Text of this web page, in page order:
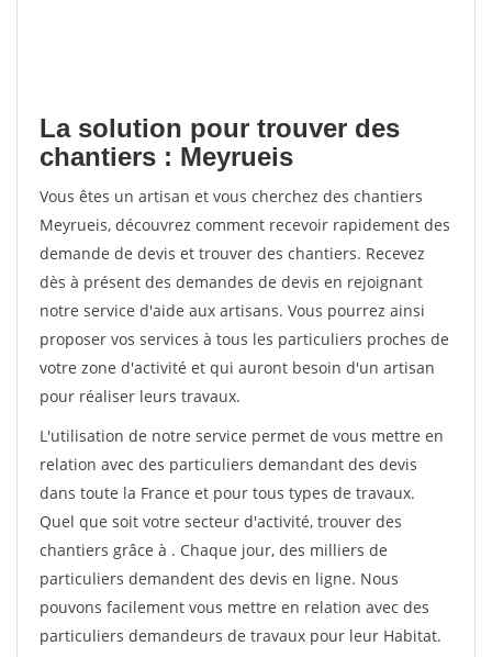
La solution pour trouver des
chantiers : Meyrueis
Vous êtes un artisan et vous cherchez des chantiers
Meyrueis, découvrez comment recevoir rapidement des
demande de devis et trouver des chantiers. Recevez
dès à présent des demandes de devis en rejoignant
notre service d'aide aux artisans. Vous pourrez ainsi
proposer vos services à tous les particuliers proches de
votre zone d'activité et qui auront besoin d'un artisan
pour réaliser leurs travaux.
L'utilisation de notre service permet de vous mettre en
relation avec des particuliers demandant des devis
dans toute la France et pour tous types de travaux.
Quel que soit votre secteur d'activité, trouver des
chantiers grâce à . Chaque jour, des milliers de
particuliers demandent des devis en ligne. Nous
pouvons facilement vous mettre en relation avec des
particuliers demandeurs de travaux pour leur Habitat.